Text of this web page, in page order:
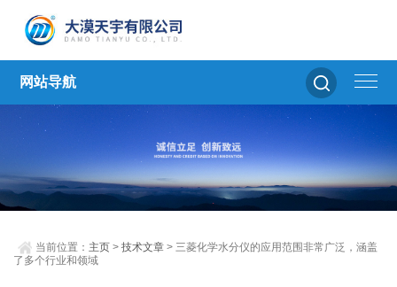
网站导航
当前位置： 主页 >技术文章 > 三菱化学水分仪的应用范围非常广泛，涵盖
了多个行业和领域